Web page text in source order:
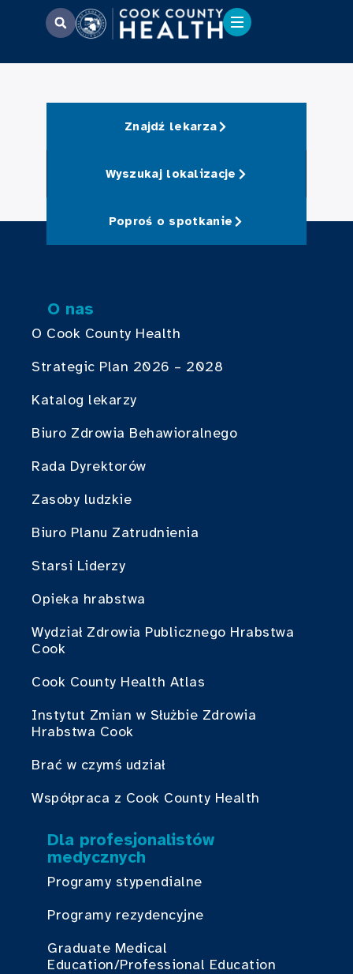
Znajdź lekarza
Wyszukaj lokalizacje
Poproś o spotkanie
O nas
O Cook County Health
Strategic Plan 2026 – 2028
Katalog lekarzy
Biuro Zdrowia Behawioralnego
Rada Dyrektorów
Zasoby ludzkie
Biuro Planu Zatrudnienia
Starsi Liderzy
Opieka hrabstwa
Wydział Zdrowia Publicznego Hrabstwa
Cook
Cook County Health Atlas
Instytut Zmian w Służbie Zdrowia
Hrabstwa Cook
Brać w czymś udział
Współpraca z Cook County Health
Dla profesjonalistów
medycznych
Programy stypendialne
Programy rezydencyjne
Graduate Medical
Education/Professional Education